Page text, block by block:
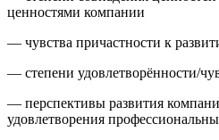
ценностями компании
— чувства причастности к
— степени удовлетворённости/
— перспективы развития
удовлетворения